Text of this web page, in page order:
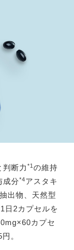
断力 *1 の維持
成分*4アスタキ
出物、天然型
日2カプセルを
カプセ
。